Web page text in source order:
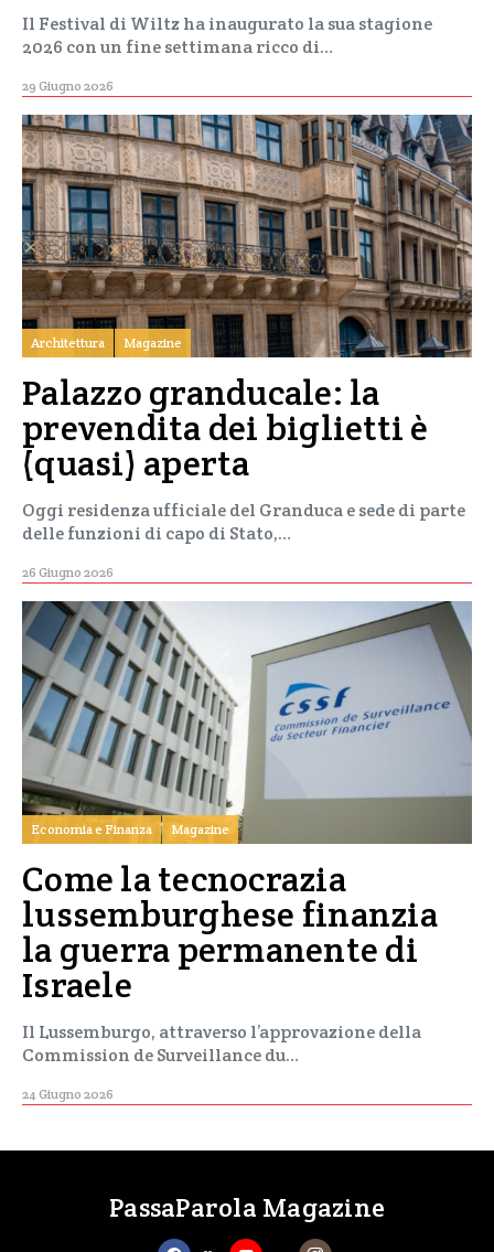
Il Festival di Wiltz ha inaugurato la sua stagione
2026 con un fine settimana ricco di…
29 Giugno 2026
Architettura Magazine
Palazzo granducale: la
prevendita dei biglietti è
(quasi) aperta
Oggi residenza ufficiale del Granduca e sede di parte
delle funzioni di capo di Stato,…
26 Giugno 2026
Economia e Finanza Magazine
Come la tecnocrazia
lussemburghese finanzia
la guerra permanente di
Israele
Il Lussemburgo, attraverso l’approvazione della
Commission de Surveillance du…
24 Giugno 2026
PassaParola Magazine